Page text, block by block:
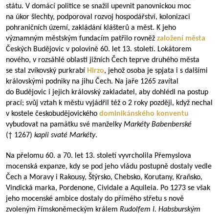
státu. V domácí politice se snažil upevnit panovnickou moc
na úkor šlechty, podporoval rozvoj hospodářství, kolonizaci
pohraničních území, zakládání klášterů a měst. K jeho
významným městským fundacím patřilo rovněž založení města
Českých Budějovic v polovině 60. let 13. století. Lokátorem
nového, v rozsáhlé oblasti jižních Čech teprve druhého města
se stal zvíkovský purkrabí Hirzo, jehož osoba je spjata i s dalšími
královskými podniky na jihu Čech. Na jaře 1265 zavítal
do Budějovic i jejich královský zakladatel, aby dohlédl na postup
prací; svůj vztah k městu vyjádřil též o 2 roky později, když nechal
v kostele českobudějovického dominikánského konventu
vybudovat na památku své manželky Markéty Babenberské
(† 1267) kapli svaté Markéty.
Na přelomu 60. a 70. let 13. století vyvrcholila Přemyslova
mocenská expanze, kdy se pod jeho vládu postupně dostaly vedle
Čech a Moravy i Rakousy, Štýrsko, Chebsko, Korutany, Kraňsko,
Vindická marka, Pordenone, Cividale a Aquileia. Po 1273 se však
jeho mocenské ambice dostaly do přímého střetu s nově
zvoleným římskoněmeckým králem Rudolfem I. Habsburským